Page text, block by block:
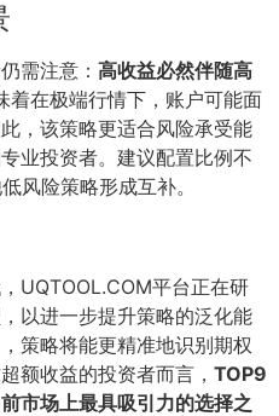
需注意： 高收益必然伴随高
着在极端行情下，账户可能面
，该策略更适合风险承受能
业投资者。建议配置比例不
风险策略形成互补。
UQTOOL.COM平台正在研
以进一步提升策略的泛化能
策略将能更精准地识别期权
额收益的投资者而言， TOP9
市场上最具吸引力的选择之